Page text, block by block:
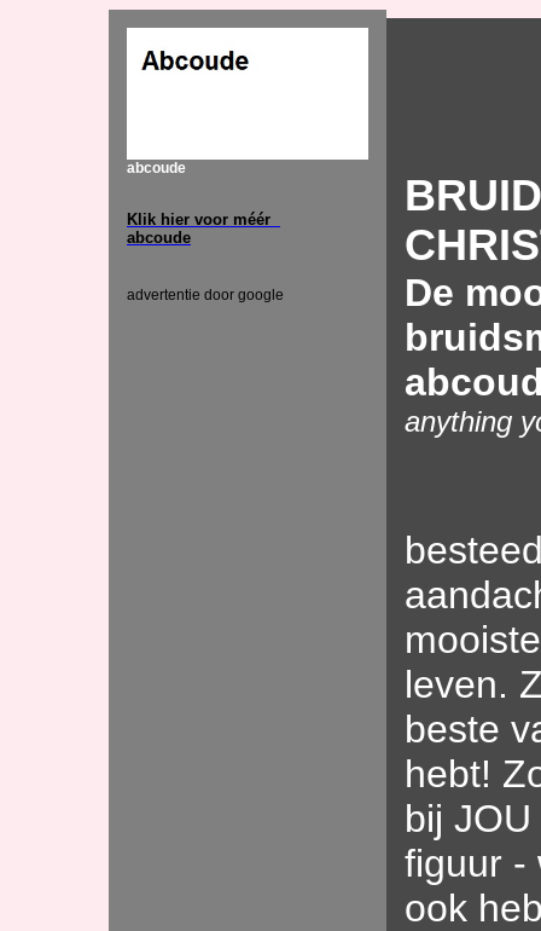
abcoude
Klik hier voor méér
abcoude
advertentie door google
De
anything
leven.
beste
hebt!
bij
figuur -
ook